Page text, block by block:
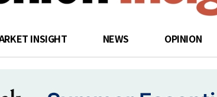
search
INSIGHT NEWS OPINION